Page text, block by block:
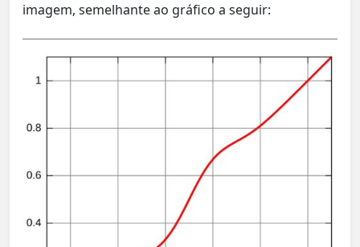
imagem, semelhante ao gráfico a seguir: